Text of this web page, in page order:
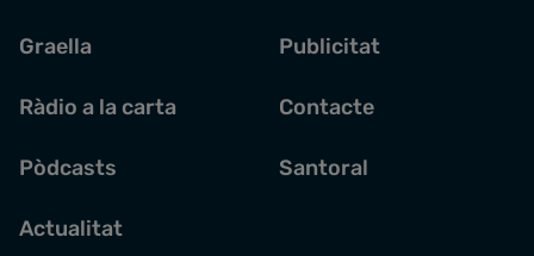
Graella
Ràdio a la carta
Pòdcasts
Actualitat
Publicitat
Contacte
Santoral